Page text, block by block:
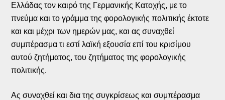
Ελλάδας τον καιρό της Γερμανικής Κατοχής, με το
πνεύμα και το γράμμα της φορολογικής πολιτικής έκτοτε
και και μέχρι των ημερών μας, και ας συναχθεί
συμπέρασμα τι εστί λαϊκή εξουσία επί του κρισίμου
αυτού ζητήματος, του ζητήματος της φορολογικής
πολιτικής.
Ας συναχθεί και δια της συγκρίσεως και συμπέρασμα